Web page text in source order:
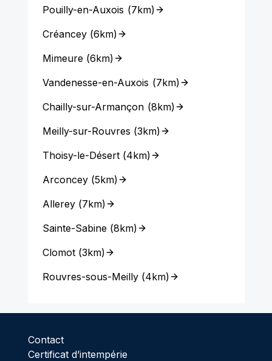
Pouilly-en-Auxois (7km)
Créancey(6km)
Mimeure(6km)
Vandenesse-en-Auxois (7km)
Chailly-sur-Armançon (8km)
Meilly-sur-Rouvres (3km)
Thoisy-le-Désert(4km)
Arconcey(5km)
Allerey(7km)
Sainte-Sabine(8km)
Clomot(3km)
Rouvres-sous-Meilly(4km)
Contact
Certificat d’intempérie